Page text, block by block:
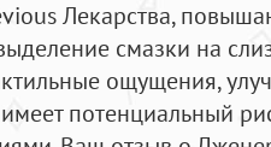
Лекарства,
смазки на
ощущения,
имеет потенциальный